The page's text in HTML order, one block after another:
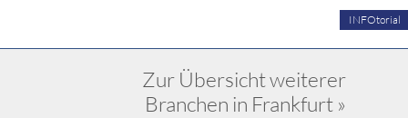
INFOtorial
Zur Übersicht weiterer
Branchen in Frankfurt »